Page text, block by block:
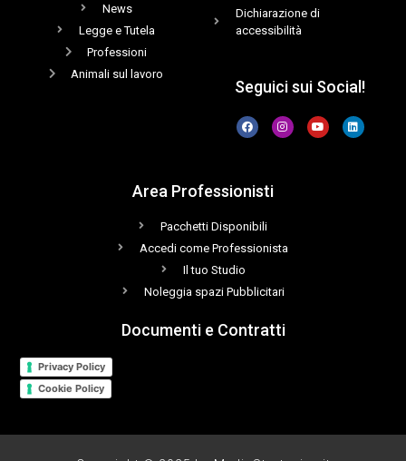
News
Legge e Tutela
Professioni
Animali sul lavoro
Dichiarazione di
accessibilità
Seguici sui Social!
Area Professionisti
Pacchetti Disponibili
Accedi come Professionista
Il tuo Studio
Noleggia spazi Pubblicitari
Documenti e Contratti
Privacy Policy
Cookie Policy